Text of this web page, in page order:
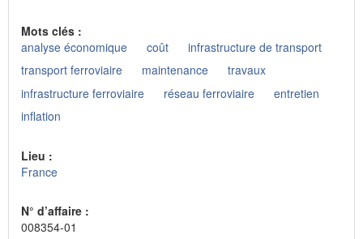
Mots clés :
analyse économique
coût
infrastructure de transport
transport ferroviaire
maintenance
travaux
infrastructure ferroviaire
réseau ferroviaire
entretien
inflation
Lieu :
France
N° d’affaire :
008354-01